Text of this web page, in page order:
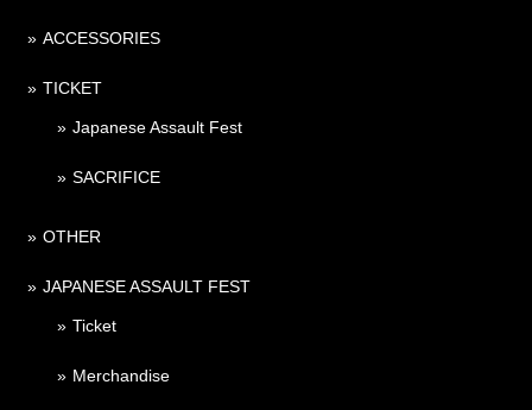
ACCESSORIES
TICKET
Japanese Assault Fest
SACRIFICE
OTHER
JAPANESE ASSAULT FEST
Ticket
Merchandise